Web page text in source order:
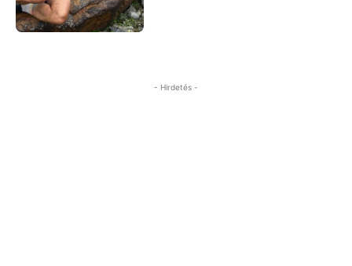
- Hirdetés -